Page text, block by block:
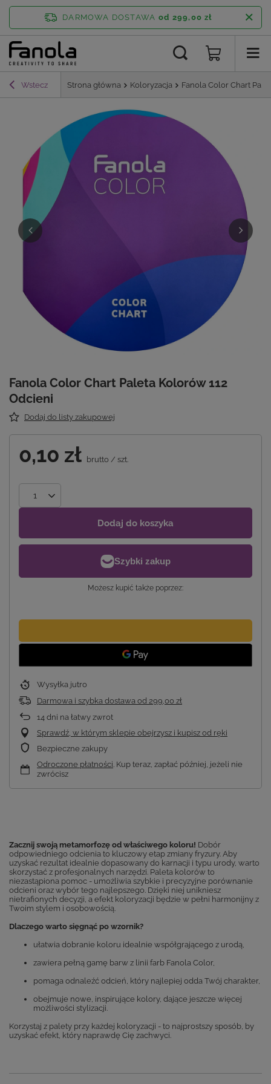
DARMOWA DOSTAWA od 299,00 zł
Wstecz Strona główna Koloryzacja Fanola Color Chart
Fanola Color Chart Paleta Kolorów 112
Odcieni
Dodaj do listy zakupowej
0,10 zł brutto / szt.
Dodaj do koszyka
Możesz kupić także poprzez:
Wysyłka jutro
Darmowa i szybka dostawa od 299,00 zł
14 dni na łatwy zwrot
Sprawdź, w którym sklepie obejrzysz i kupisz od ręki
Bezpieczne zakupy
Odroczone płatności. Kup teraz, zapłać później, jeżeli nie
zwrócisz
Zacznij swoją metamorfozę od właściwego koloru! Dobór
odpowiedniego odcienia to kluczowy etap zmiany fryzury. Aby
uzyskać rezultat idealnie dopasowany do karnacji i typu urody, warto
skorzystać z profesjonalnych narzędzi. Paleta kolorów to
niezastąpiona pomoc - umożliwia szybkie i precyzyjne porównanie
odcieni oraz wybór tego najlepszego. Dzięki niej unikniesz
nietrafionych decyzji, a efekt koloryzacji będzie w pełni harmonijny z
Twoim stylem i osobowością.
Dlaczego warto sięgnąć po wzornik?
ułatwia dobranie koloru idealnie współgrającego z urodą,
zawiera pełną gamę barw z linii farb Fanola Color,
pomaga odnaleźć odcień, który najlepiej odda Twój charakter,
obejmuje nowe, inspirujące kolory, dające jeszcze więcej
możliwości stylizacji.
Korzystaj z palety przy każdej koloryzacji - to najprostszy sposób, by
uzyskać efekt, który naprawdę Cię zachwyci.